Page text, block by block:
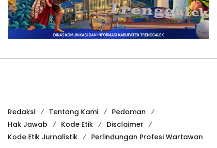
Redaksi Tentang Kami
Pedoman
Hak Jawab
Kode Etik
Disclaimer
Kode Etik Jurnalistik
Perlindungan Profesi Wartawan